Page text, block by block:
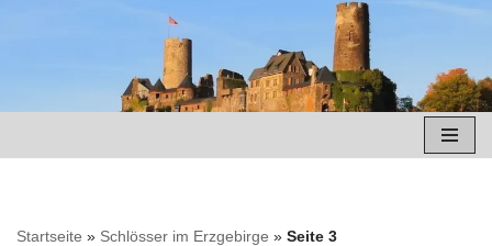
springen
Startseite » Schlösser im Erzgebirge » Seite 3